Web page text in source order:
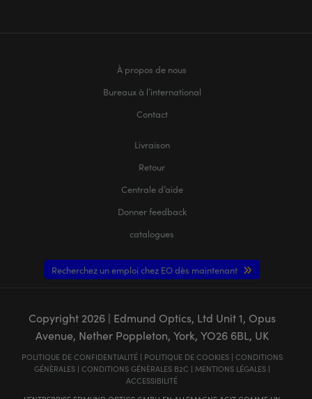
À propos de nous
Bureaux à l’international
Contact
Livraison
Retour
Centrale d’aide
Donner feedback
catalogues
Recherchez un emploi chez EO dès maintenant
Copyright 2026| Edmund Optics, Ltd Unit 1, Opus
Avenue, Nether Poppleton, York, YO26 6BL, UK
POLITIQUE DE CONFIDENTIALITÉ| POLITIQUE DE COOKIES| CONDITIONS
GÉNÈRALES| CONDITIONS GÉNÈRALES B2C | MENTIONS LÉGALES|
ACCESSIBILITÉ